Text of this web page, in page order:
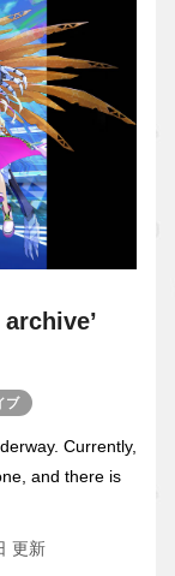
ブ
Currently,
and there is
更新